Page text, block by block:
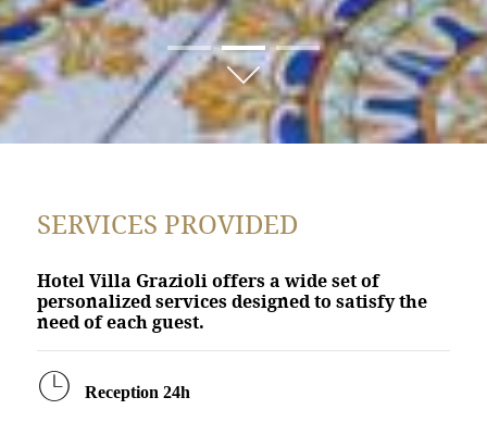
Sì, Villa Grazioli si trova a soli 1.11 km da Villa Borghese
QUANTO COSTA UNA NOTTE A VILLA
Le tariffe partono da €87 a notte per camera doppia,
COME RAGGIUNGERE VILLA GRAZIOLI
C'È IL PARCHEGGIO A VILLA GRAZIOLI?
01 02 03
SERVICES PROVIDED
Hotel Villa Grazioli offers a wide set of
personalized services designed to satisfy the
need of each guest.
Reception 24h